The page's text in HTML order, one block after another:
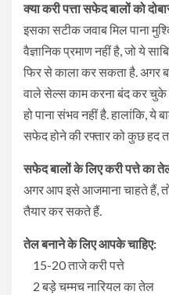
क्या करी पत्ता सफेद बालों को
इसका सटीक जवाब मिल पाना
वैज्ञानिक प्रमाण नहीं है, जो ये
फिर से काला कर सकता है. अगर
वाले सेल्स काम करना बंद कर चुके
हो पाना संभव नहीं है. हालांकि,
सफेद होने की रफ्तार को कुछ हद
सफेद बालों के लिए करी पत्ते का
अगर आप इसे आजमाना चाहते हैं,
तैयार कर सकते हैं.
तेल बनाने के लिए आपके चाहिए:
15-20 ताजे करी पत्ते
2 बड़े चम्मच नारियल का तेल